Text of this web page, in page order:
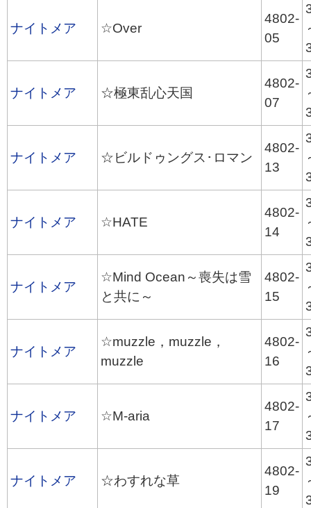
ナイトメア ☆Over
4802-
05
ナイトメア ☆極東乱心天国
4802-
07
ナイトメア ☆ビルドゥングス･ロマン
4802-
13
ナイトメア ☆HATE
4802-
14
ナイトメア
☆Mind Ocean～喪失は雪
と共に～
4802-
15
ナイトメア
☆muzzle，muzzle，
muzzle
4802-
16
ナイトメア ☆M-aria
4802-
17
ナイトメア ☆わすれな草
4802-
19